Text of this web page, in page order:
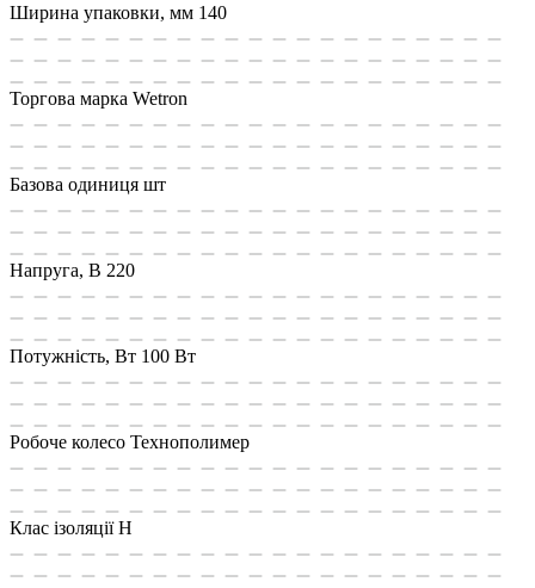
Ширина упаковки, мм 140
Торгова марка Wetron
Базова одиниця шт
Напруга, В 220
Потужність, Вт 100 Вт
Робоче колесо Технополимер
Клас ізоляції Н